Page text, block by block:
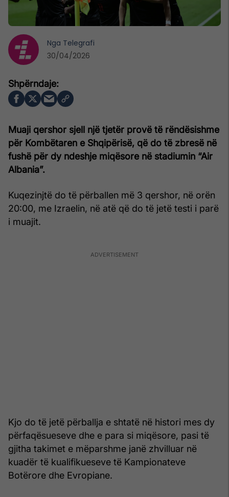
Muaji qershor sjell një tjetër provë të rëndësishme
për Kombëtaren e Shqipërisë, që do të zbresë në
fushë për dy ndeshje miqësore në stadiumin “Air
Albania”.
Kuqezinjtë do të përballen më 3 qershor, në orën
20:00, me Izraelin, në atë që do të jetë testi i parë
i muajit.
Kjo do të jetë përballja e shtatë në histori mes dy
përfaqësueseve dhe e para si miqësore, pasi të
gjitha takimet e mëparshme janë zhvilluar në
kuadër të kualifikueseve të Kampionateve
Botërore dhe Evropiane.
Nga Telegrafi
30/04/2026